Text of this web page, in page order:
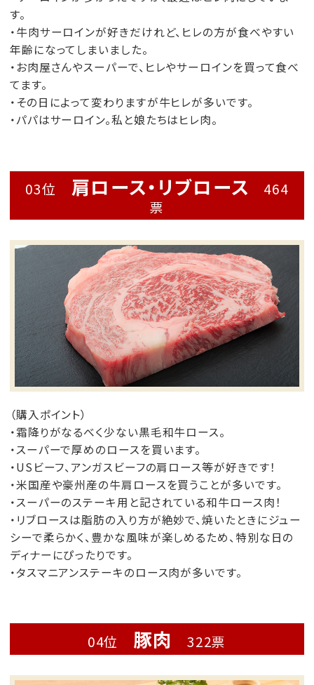
す。
・牛肉サーロインが好きだけれど、ヒレの方が食べやすい
年齢になってしまいました。
・お肉屋さんやスーパーで、ヒレやサーロインを買って食べ
てます。
・その日によって変わりますが牛ヒレが多いです。
・パパはサーロイン。私と娘たちはヒレ肉。
03位 肩ロース・リブロース 464
票
（購入ポイント）
・霜降りがなるべく少ない黒毛和牛ロース。
・スーパーで厚めのロースを買います。
・USビーフ、アンガスビーフの肩ロース等が好きです！
・米国産や豪州産の牛肩ロースを買うことが多いです。
・スーパーのステーキ用と記されている和牛ロース肉！
・リブロースは脂肪の入り方が絶妙で、焼いたときにジュー
シーで柔らかく、豊かな風味が楽しめるため、特別な日の
ディナーにぴったりです。
・タスマニアンステーキのロース肉が多いです。
04位 豚肉 322票